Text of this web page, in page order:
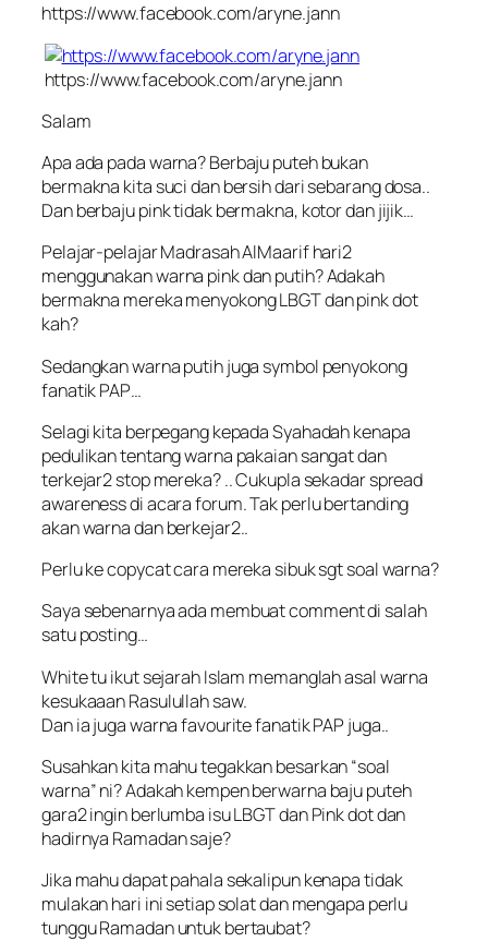
https://www.facebook.com/aryne.jann
https://www.facebook.com/aryne.jann
Salam
Apa ada pada warna? Berbaju puteh bukan
bermakna kita suci dan bersih dari sebarang dosa..
Dan berbaju pink tidak bermakna, kotor dan jijik…
Pelajar-pelajar Madrasah AlMaarif hari2
menggunakan warna pink dan putih? Adakah
bermakna mereka menyokong LBGT dan pink dot
kah?
Sedangkan warna putih juga symbol penyokong
fanatik PAP…
Selagi kita berpegang kepada Syahadah kenapa
pedulikan tentang warna pakaian sangat dan
terkejar2 stop mereka? .. Cukupla sekadar spread
awareness di acara forum. Tak perlu bertanding
akan warna dan berkejar2..
Perlu ke copycat cara mereka sibuk sgt soal warna?
Saya sebenarnya ada membuat comment di salah
satu posting…
White tu ikut sejarah Islam memanglah asal warna
kesukaaan Rasulullah saw.
Dan ia juga warna favourite fanatik PAP juga..
Susahkan kita mahu tegakkan besarkan “soal
warna” ni? Adakah kempen berwarna baju puteh
gara2 ingin berlumba isu LBGT dan Pink dot dan
hadirnya Ramadan saje?
Jika mahu dapat pahala sekalipun kenapa tidak
mulakan hari ini setiap solat dan mengapa perlu
tunggu Ramadan untuk bertaubat?